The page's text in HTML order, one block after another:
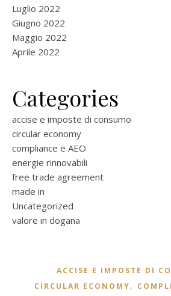
Luglio 2022
Giugno 2022
Maggio 2022
Aprile 2022
Categories
accise e imposte di consumo
circular economy
compliance e AEO
energie rinnovabili
free trade agreement
made in
Uncategorized
valore in dogana
ACCISE E IMPOSTE DI
CIRCULAR ECONOMY,